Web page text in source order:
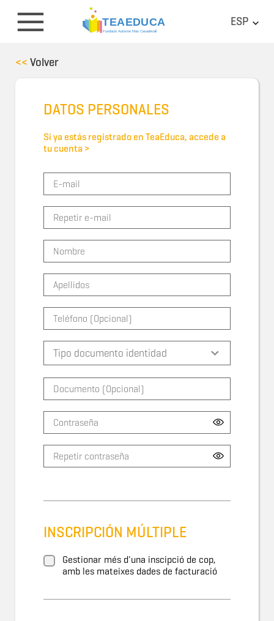
ESP
<< Volver
DATOS PERSONALES
Si ya estás registrado en TeaEduca, accede a
tu cuenta >
INSCRIPCIÓN MÚLTIPLE
Gestionar més d'una inscipció de cop,
amb les mateixes dades de facturació